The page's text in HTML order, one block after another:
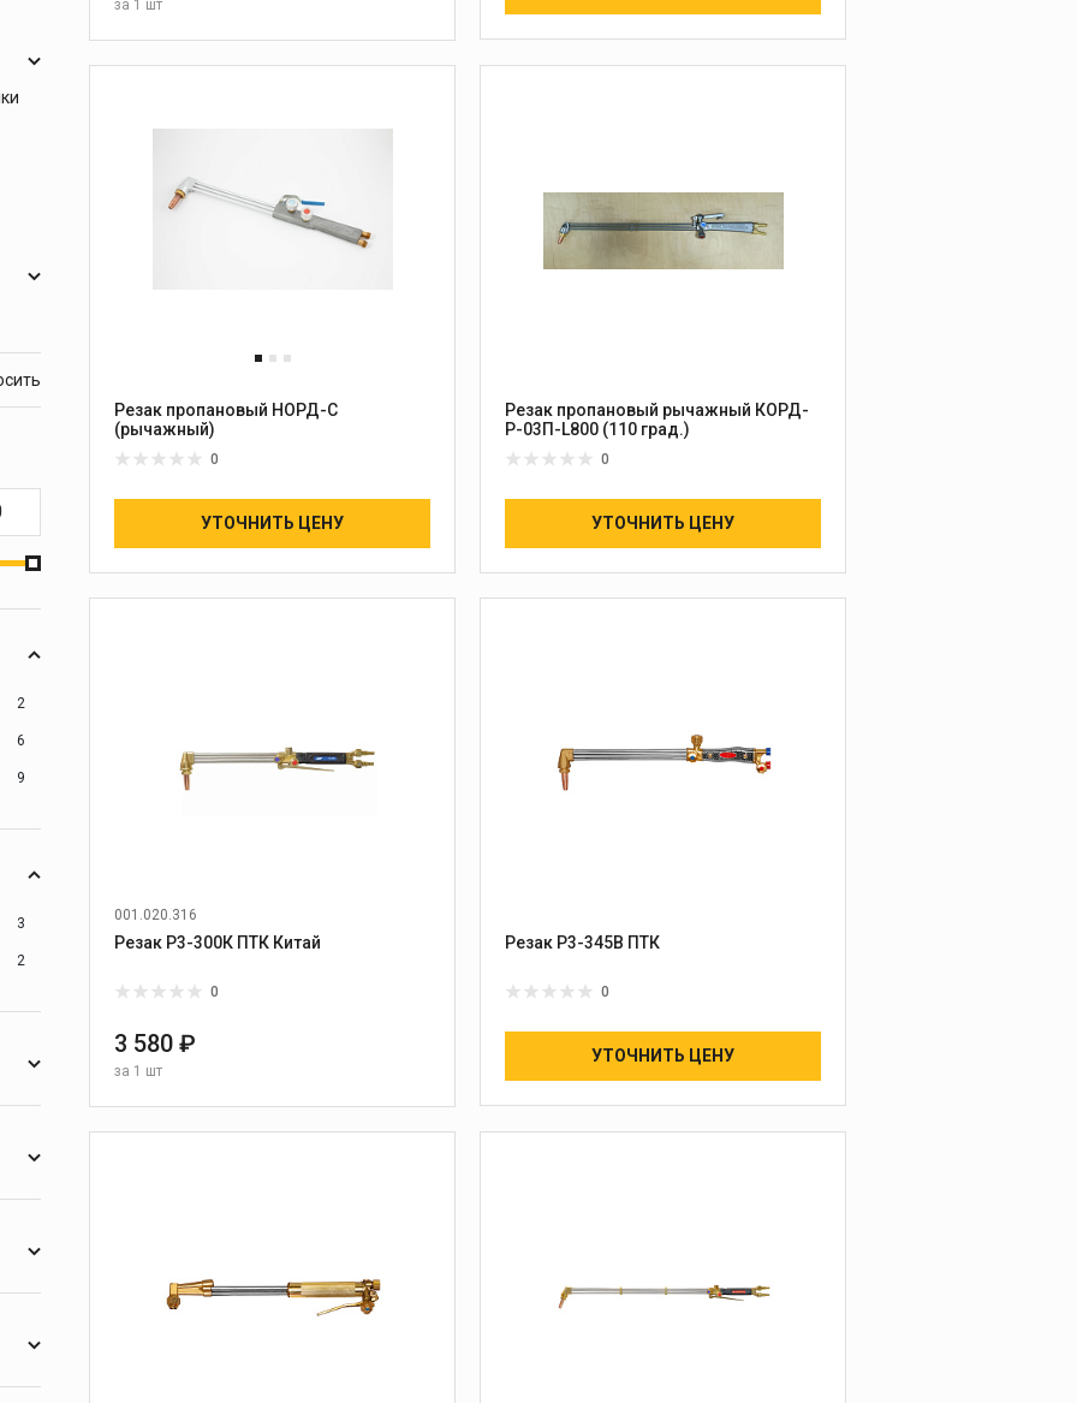
2
6
9
3
2
1
3
1
3
за 1 шт
В КОРЗИНУ
Резак пропановый НОРД-С
(рычажный)
0
УТОЧНИТЬ ЦЕНУ
Резак пропановый рычажный КОРД-
Р-03П-L800 (110 град.)
0
УТОЧНИТЬ ЦЕНУ
001.020.316
Резак Р3-300К ПТК Китай
0
3 580 ₽
за 1 шт
В КОРЗИНУ
Резак Р3-345В ПТК
0
УТОЧНИТЬ ЦЕНУ